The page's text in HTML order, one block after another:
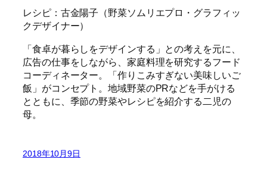
レシピ：古金陽子（野菜ソムリエプロ・グラフィッ
クデザイナー）
「食卓が暮らしをデザインする」との考えを元に、
広告の仕事をしながら、家庭料理を研究するフード
コーディネーター。「作りこみすぎない美味しいご
飯」がコンセプト。地域野菜のPRなどを手がける
とともに、季節の野菜やレシピを紹介する二児の
母。
2018年10月9日